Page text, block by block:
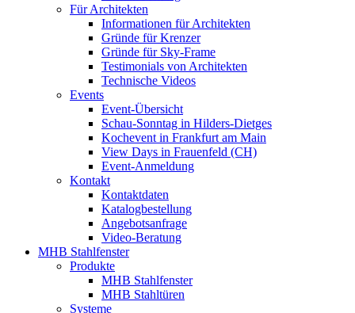
Für Architekten
Informationen für Architekten
Gründe für Krenzer
Gründe für Sky-Frame
Testimonials von Architekten
Technische Videos
Events
Event-Übersicht
Schau-Sonntag in Hilders-Dietges
Kochevent in Frankfurt am Main
View Days in Frauenfeld (CH)
Event-Anmeldung
Kontakt
Kontaktdaten
Katalogbestellung
Angebotsanfrage
Video-Beratung
MHB Stahlfenster
Produkte
MHB Stahlfenster
MHB Stahltüren
Systeme